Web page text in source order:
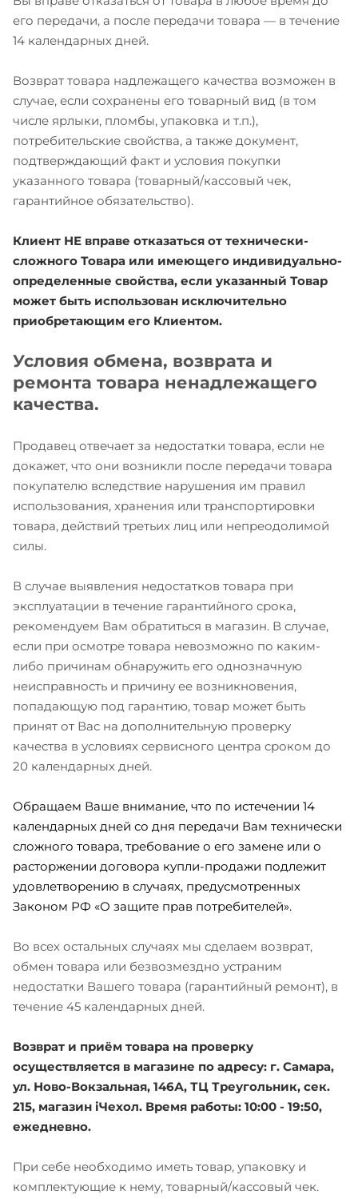
его передачи, а после передачи товара — в течение
14 календарных дней.
Возврат товара надлежащего качества возможен в
случае, если сохранены его товарный вид (в том
числе ярлыки, пломбы, упаковка и т.п.),
потребительские свойства, а также документ,
подтверждающий факт и условия покупки
указанного товара (товарный/кассовый чек,
гарантийное обязательство).
Клиент НЕ вправе отказаться от технически-
сложного Товара или имеющего индивидуально-
определенные свойства, если указанный Товар
может быть использован исключительно
приобретающим его Клиентом.
Условия обмена, возврата и
ремонта товара ненадлежащего
качества.
Продавец отвечает за недостатки товара, если не
докажет, что они возникли после передачи товара
покупателю вследствие нарушения им правил
использования, хранения или транспортировки
товара, действий третьих лиц или непреодолимой
силы.
В случае выявления недостатков товара при
эксплуатации в течение гарантийного срока,
рекомендуем Вам обратиться в магазин. В случае,
если при осмотре товара невозможно по каким-
либо причинам обнаружить его однозначную
неисправность и причину ее возникновения,
попадающую под гарантию, товар может быть
принят от Вас на дополнительную проверку
качества в условиях сервисного центра сроком до
20 календарных дней.
Обращаем Ваше внимание, что по истечении 14
календарных дней со дня передачи Вам технически
сложного товара, требование о его замене или о
расторжении договора купли-продажи подлежит
удовлетворению в случаях, предусмотренных
Законом РФ «О защите прав потребителей».
Во всех остальных случаях мы сделаем возврат,
обмен товара или безвозмездно устраним
недостатки Вашего товара (гарантийный ремонт), в
течение 45 календарных дней.
Возврат и приём товара на проверку
осуществляется в магазине по адресу: г. Самара,
ул. Ново-Вокзальная, 146А, ТЦ Треугольник, сек.
215, магазин iЧехол. Время работы: 10:00 - 19:50,
ежедневно.
При себе необходимо иметь товар, упаковку и
комплектующие к нему, товарный/кассовый чек.